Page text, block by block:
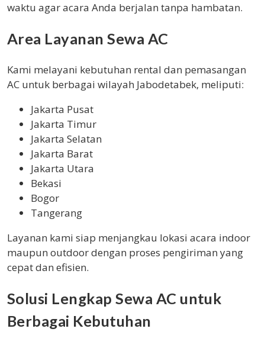
waktu agar acara Anda berjalan tanpa hambatan.
Area Layanan Sewa AC
Kami melayani kebutuhan rental dan pemasangan
AC untuk berbagai wilayah Jabodetabek, meliputi:
Jakarta Pusat
Jakarta Timur
Jakarta Selatan
Jakarta Barat
Jakarta Utara
Bekasi
Bogor
Tangerang
Layanan kami siap menjangkau lokasi acara indoor
maupun outdoor dengan proses pengiriman yang
cepat dan efisien.
Solusi Lengkap Sewa AC untuk
Berbagai Kebutuhan